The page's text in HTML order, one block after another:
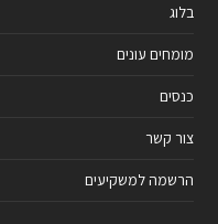
בלוג
מומחים עונים
כנסים
צור קשר
הרשמה למשקיעים